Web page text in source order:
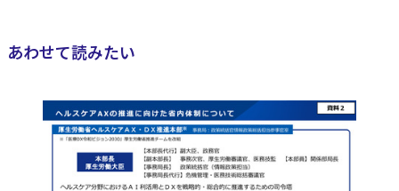
あわせて読みたい